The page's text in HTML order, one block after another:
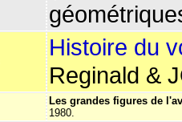
Histoire du
Reginald &
Les grandes figures de
1980.